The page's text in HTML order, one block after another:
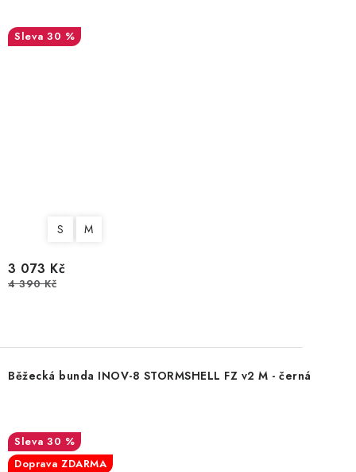
30 %
S M
3 073 Kč
4 390 Kč
Běžecká bunda INOV-8 STORMSHELL FZ v2 M - černá
30 %
Doprava ZDARMA